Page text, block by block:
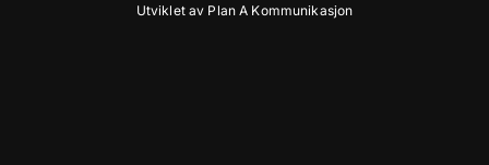
Utviklet av Plan A Kommunikasjon